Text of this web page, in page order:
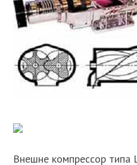
Внешне компрессор типа